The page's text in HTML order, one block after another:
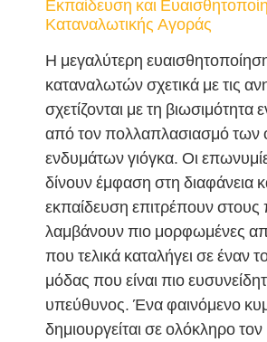
Εκπαίδευση και
Καταναλωτικής Αγοράς
Η μεγαλύτερη
καταναλωτών σχετικά με τις
σχετίζονται με τη βιωσιμότητα
από τον πολλαπλασιασμό των
ενδυμάτων γιόγκα. Οι
δίνουν έμφαση στη διαφάνεια
εκπαίδευση επιτρέπουν στους
λαμβάνουν πιο μορφωμένες
που τελικά καταλήγει σε έναν
μόδας που είναι πιο
υπεύθυνος. Ένα φαινόμενο
δημιουργείται σε ολόκληρο